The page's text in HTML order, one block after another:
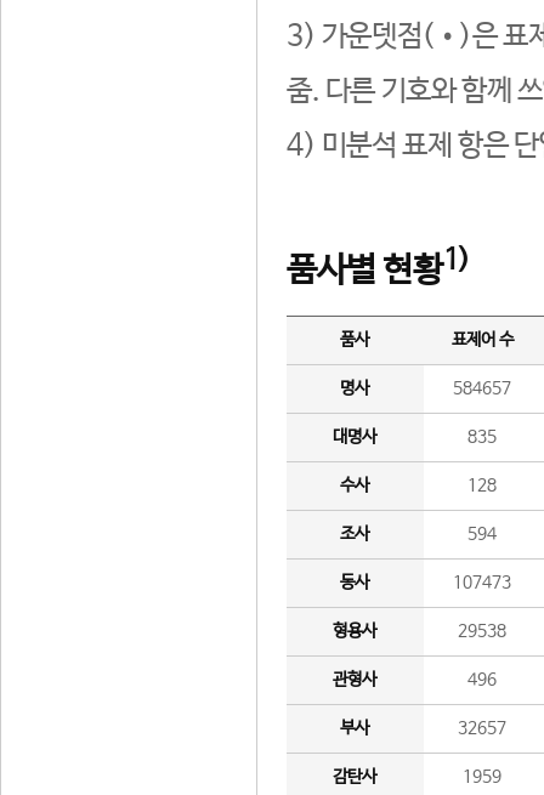
3) 가운뎃점(•)은 표
줌. 다른 기호와 함께
4) 미분석 표제 항은
품사별 현황1)
품사 표제어 수
명사 584657
대명사 835
수사 128
조사 594
동사 107473
형용사 29538
관형사 496
부사 32657
감탄사 1959